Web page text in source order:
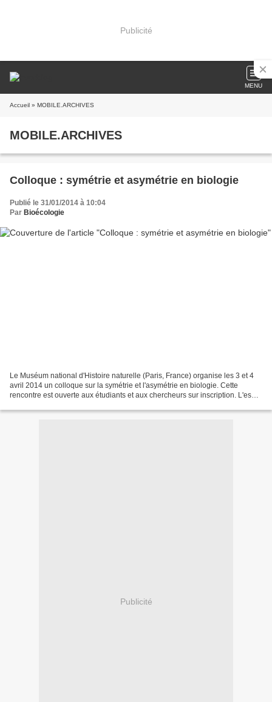
Publicité
MENU
Accueil » MOBILE.ARCHIVES
MOBILE.ARCHIVES
Colloque : symétrie et asymétrie en biologie
Publié le 31/01/2014 à 10:04
Par Bioécologie
Le Muséum national d'Histoire naturelle (Paris, France) organise les 3 et 4
avril 2014 un colloque sur la symétrie et l'asymétrie en biologie. Cette
rencontre est ouverte aux étudiants et aux chercheurs sur inscription. L'esprit
Publicité